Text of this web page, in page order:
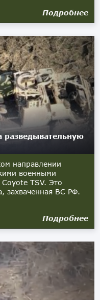
Подробнее
разведывательную
направлении
военными
TSV. Это
захваченная ВС РФ.
Подробнее